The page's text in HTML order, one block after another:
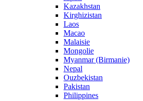
Kazakhstan
Kirghizistan
Laos
Macao
Malaisie
Mongolie
Myanmar (Birmanie)
Nepal
Ouzbekistan
Pakistan
Philippines